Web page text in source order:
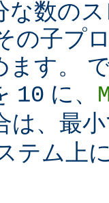
な数の
の子プ
ます。
10 に、
は、最
テム上